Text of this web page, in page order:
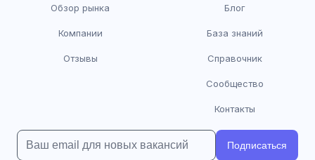
Обзор рынка
Компании
Отзывы
Блог
База знаний
Справочник
Сообщество
Контакты
Подписаться